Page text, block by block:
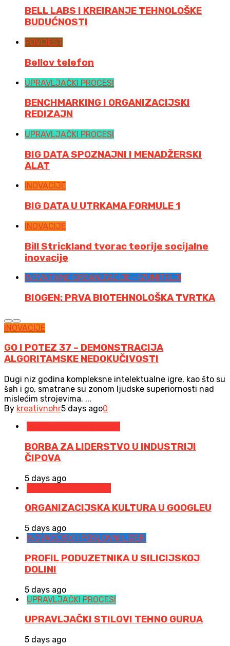
BELL LABS I KREIRANJE TEHNOLOŠKE
BUDUĆNOSTI
POVIJEST
Bellov telefon
UPRAVLJAČKI PROCESI
BENCHMARKING I ORGANIZACIJSKI
REDIZAJN
UPRAVLJAČKI PROCESI
BIG DATA SPOZNAJNI I MENADŽERSKI
ALAT
INOVACIJE
BIG DATA U UTRKAMA FORMULE 1
INOVACIJE
Bill Strickland tvorac teorije socijalne
inovacije
INOVATIVNE ORGANIZACIJE - IZUMITELJI
BIOGEN: PRVA BIOTEHNOLOŠKA TVRTKA
INOVACIJE
GO I POTEZ 37 – DEMONSTRACIJA
ALGORITAMSKE NEDOKUČIVOSTI
Dugi niz godina kompleksne intelektualne igre, kao što su
šah i go, smatrane su zonom ljudske superiornosti nad
mislećim strojevima. ...
By kreativnohr5 days ago0
BORBA ZA LIDERSTVO U INDUSTRIJI
ČIPOVA
5 days ago
ORGANIZACIJSKA KULTURA U GOOGLEU
5 days ago
INOVACIJSKI I POSLOVNI LIDERI
PROFIL PODUZETNIKA U SILICIJSKOJ
DOLINI
5 days ago
UPRAVLJAČKI PROCESI
UPRAVLJAČKI STILOVI TEHNO GURUA
5 days ago